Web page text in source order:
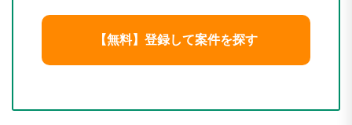
【無料】登録して案件を探す